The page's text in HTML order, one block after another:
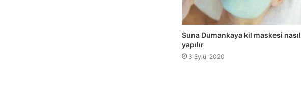
Suna Dumankaya kil maskesi nasıl
yapılır
3 Eylül 2020